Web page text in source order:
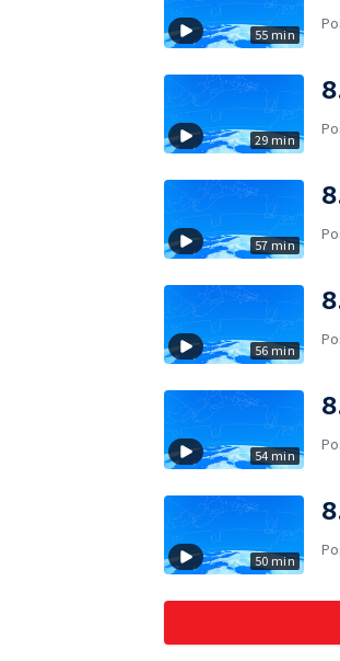
55 min
29 min
57 min
56 min
54 min
50 min